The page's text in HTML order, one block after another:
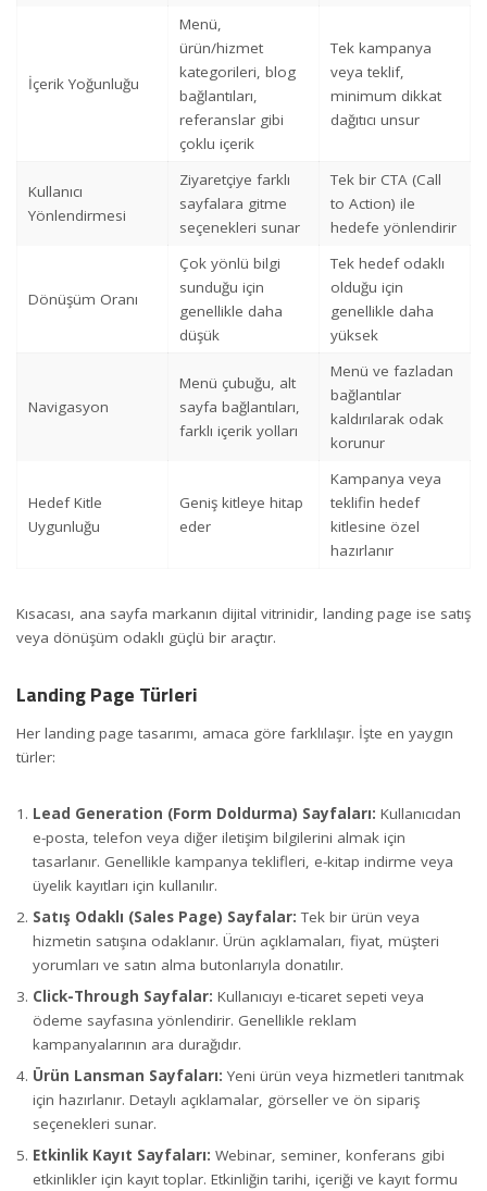
İçerik Yoğunluğu
Menü,
ürün/hizmet
kategorileri, blog
bağlantıları,
referanslar gibi
çoklu içerik
Tek kampanya
veya teklif,
minimum dikkat
dağıtıcı unsur
Kullanıcı
Yönlendirmesi
Ziyaretçiye farklı
sayfalara gitme
seçenekleri sunar
Tek bir CTA (Call
to Action) ile
hedefe yönlendirir
Dönüşüm Oranı
Çok yönlü bilgi
sunduğu için
genellikle daha
düşük
Tek hedef odaklı
olduğu için
genellikle daha
yüksek
Navigasyon
Menü çubuğu, alt
sayfa bağlantıları,
farklı içerik yolları
Menü ve fazladan
bağlantılar
kaldırılarak odak
korunur
Hedef Kitle
Uygunluğu
Geniş kitleye hitap
eder
Kampanya veya
teklifin hedef
kitlesine özel
hazırlanır
Kısacası, ana sayfa markanın dijital vitrinidir, landing page ise satış
veya dönüşüm odaklı güçlü bir araçtır.
Landing Page Türleri
Her landing page tasarımı, amaca göre farklılaşır. İşte en yaygın
türler:
Lead Generation (Form Doldurma) Sayfaları: Kullanıcıdan
e-posta, telefon veya diğer iletişim bilgilerini almak için
tasarlanır. Genellikle kampanya teklifleri, e-kitap indirme veya
üyelik kayıtları için kullanılır.
Satış Odaklı (Sales Page) Sayfalar:Tek bir ürün veya
hizmetin satışına odaklanır. Ürün açıklamaları, fiyat, müşteri
yorumları ve satın alma butonlarıyla donatılır.
Click-Through Sayfalar: Kullanıcıyı e-ticaret sepeti veya
ödeme sayfasına yönlendirir. Genellikle reklam
kampanyalarının ara durağıdır.
Ürün Lansman Sayfaları: Yeni ürün veya hizmetleri tanıtmak
için hazırlanır. Detaylı açıklamalar, görseller ve ön sipariş
seçenekleri sunar.
Etkinlik Kayıt Sayfaları: Webinar, seminer, konferans gibi
etkinlikler için kayıt toplar. Etkinliğin tarihi, içeriği ve kayıt formu